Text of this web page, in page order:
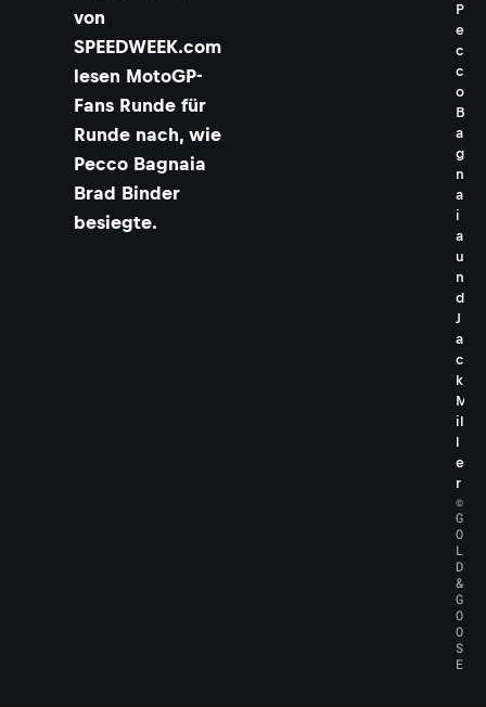
von
SPEEDWEEK.com
lesen MotoGP-
Fans Runde für
Runde nach, wie
Pecco Bagnaia
Brad Binder
besiegte.
P
e
c
c
o
B
a
g
n
a
i
a
u
n
d
J
a
c
k
M
il
l
e
r
©
G
O
L
D
&
G
O
O
S
E